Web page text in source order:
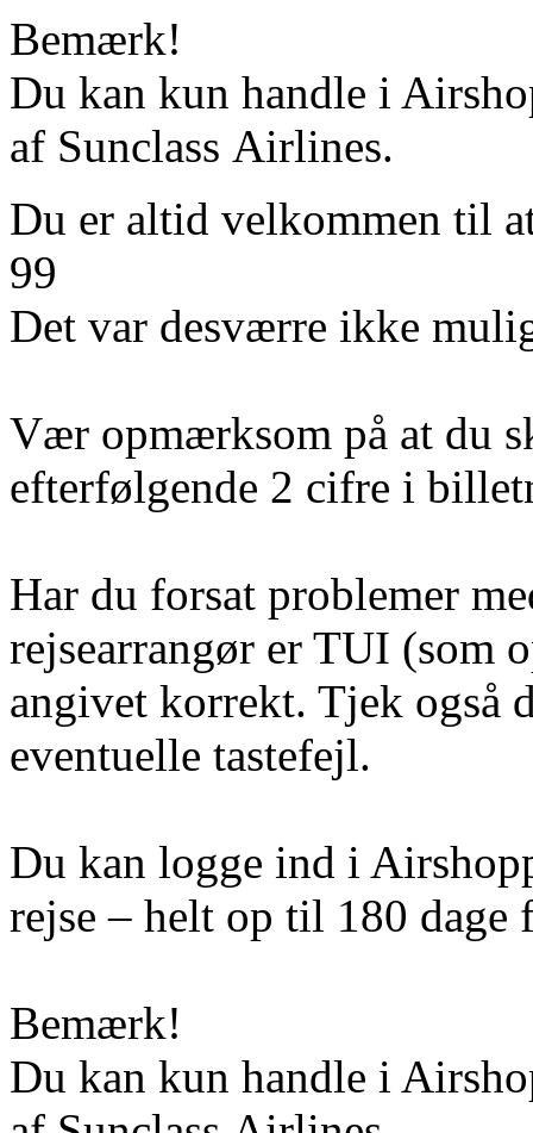
Bemærk!
Du kan kun handle i
af Sunclass Airlines.
Du er altid velkommen til
99
Det var desværre ikke
Vær opmærksom på at du
efterfølgende 2 cifre i
Har du forsat problemer
rejsearrangør er TUI (som
angivet korrekt. Tjek også
eventuelle tastefejl.
Du kan logge ind i
rejse – helt op til 180 dage
Bemærk!
Du kan kun handle i